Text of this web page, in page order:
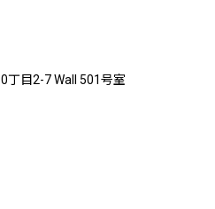
丁目2-7 Wall 501号室